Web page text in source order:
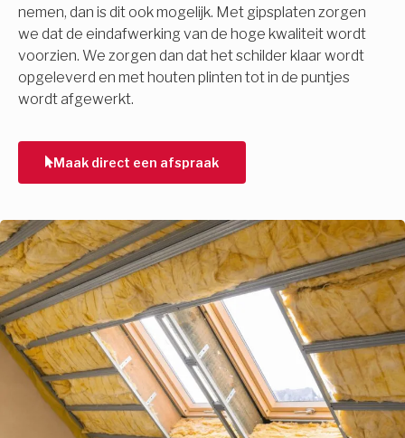
nemen, dan is dit ook mogelijk. Met gipsplaten zorgen
we dat de eindafwerking van de hoge kwaliteit wordt
voorzien. We zorgen dan dat het schilder klaar wordt
opgeleverd en met houten plinten tot in de puntjes
wordt afgewerkt.
Maak direct een afspraak